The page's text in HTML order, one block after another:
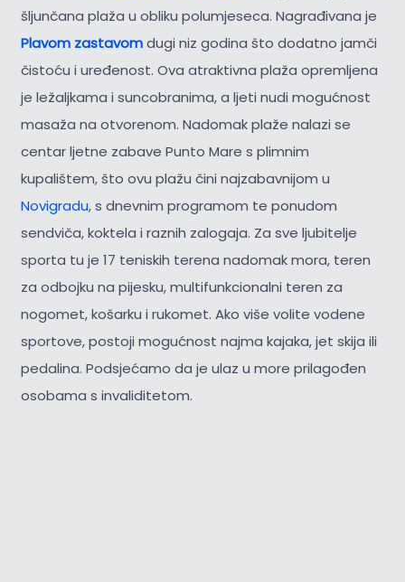
šljunčana plaža u obliku polumjeseca. Nagrađivana je
Plavom zastavomdugi niz godina što dodatno jamči
čistoću i uređenost. Ova atraktivna plaža opremljena
je ležaljkama i suncobranima, a ljeti nudi mogućnost
masaža na otvorenom. Nadomak plaže nalazi se
centar ljetne zabave Punto Mare s plimnim
kupalištem, što ovu plažu čini najzabavnijom u
Novigradu, s dnevnim programom te ponudom
sendviča, koktela i raznih zalogaja. Za sve ljubitelje
sporta tu je 17 teniskih terena nadomak mora, teren
za odbojku na pijesku, multifunkcionalni teren za
nogomet, košarku i rukomet. Ako više volite vodene
sportove, postoji mogućnost najma kajaka, jet skija ili
pedalina. Podsjećamo da je ulaz u more prilagođen
osobama s invaliditetom.